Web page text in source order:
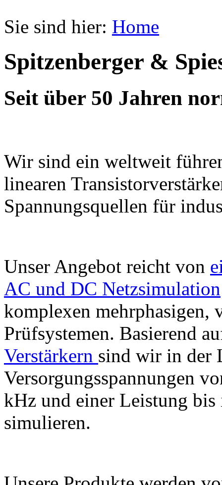
Sie sind hier: Home
Spitzenberger &
Seit über 50 Jahren
Wir sind ein weltweit
linearen
Spannungsquellen für
Unser Angebot reicht von
AC und DC Netzsimulation
komplexen mehrphasigen,
Prüfsystemen. Basierend
Verstärkern sind wir in der
Versorgungsspannungen
kHz und einer Leistung
simulieren.